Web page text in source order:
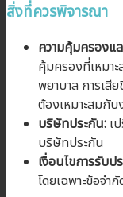
สิ่งที่ควรพิจารณา
ความคุ้มครองแ
คุ้มครองที่เหมา
พยาบาล การเสี
ต้องเหมาะสมกั
บริษัทประกัน: เ
บริษัทประกัน
เงื่อนไขการรับป
โดยเฉพาะข้อจำ